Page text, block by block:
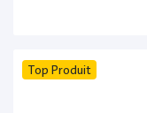
Top Produit